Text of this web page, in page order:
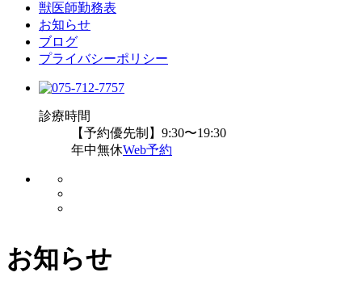
獣医師勤務表
お知らせ
ブログ
プライバシーポリシー
診療時間
【予約優先制】9:30〜19:30
年中無休Web予約
お知らせ